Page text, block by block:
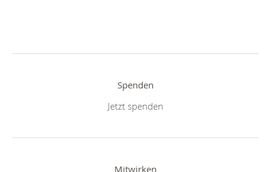
Spenden
Jetzt spenden
Mitwirken